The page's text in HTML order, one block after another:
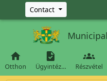
Ugrás a fő tartalomra
Contact

Otthon

Ügyintéz…

Részvétel